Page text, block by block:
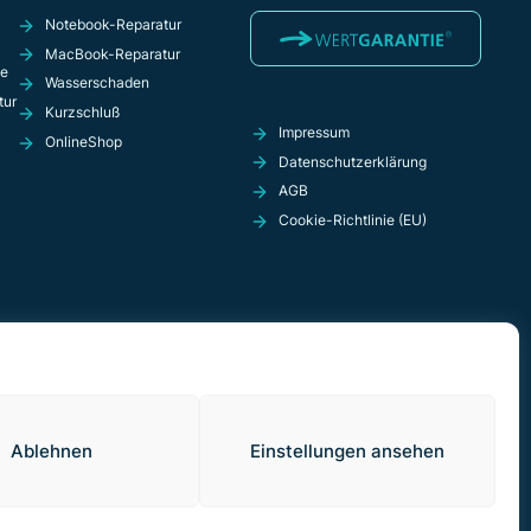
Ablehnen Einstellungen ansehen
Notebook-Reparatur
MacBook-Reparatur
Wasserschaden
Kurzschluß
OnlineShop
Impressum
Datenschutzerklärung
AGB
Cookie-Richtlinie (EU)